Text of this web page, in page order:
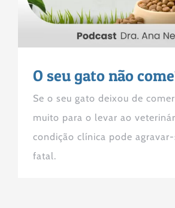
O seu gato não
Se o seu gato deixou de
muito para o levar ao
condição clínica pode
fatal.